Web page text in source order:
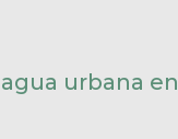
urbana en